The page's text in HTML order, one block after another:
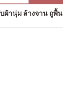
ผ้านุ่ม ล้างจาน ถูพื้น